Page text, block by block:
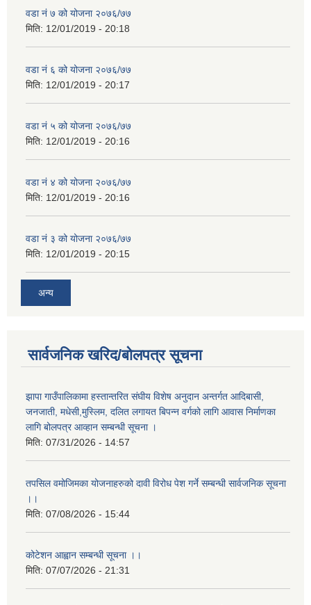
वडा नं ७ को योजना २०७६/७७
मिति: 12/01/2019 - 20:18
वडा नं ६ को योजना २०७६/७७
मिति: 12/01/2019 - 20:17
वडा नं ५ को योजना २०७६/७७
मिति: 12/01/2019 - 20:16
वडा नं ४ को योजना २०७६/७७
मिति: 12/01/2019 - 20:16
वडा नं ३ को योजना २०७६/७७
मिति: 12/01/2019 - 20:15
अन्य
सार्वजनिक खरिद/बोलपत्र सूचना
झापा गाउँपालिकामा हस्तान्तरित संघीय विशेष अनुदान अन्तर्गत आदिबासी,
जनजाती, मधेसी,मुस्लिम, दलित लगायत बिपन्न वर्गको लागि आवास निर्माणका
लागि बोलपत्र आव्हान सम्बन्धी सूचना ।
मिति: 07/31/2026 - 14:57
तपसिल वमोजिमका योजनाहरुको दावी विरोध पेश गर्ने सम्बन्धी सार्वजनिक सूचना
।।
मिति: 07/08/2026 - 15:44
कोटेशन आह्वान सम्बन्धी सूचना ।।
मिति: 07/07/2026 - 21:31